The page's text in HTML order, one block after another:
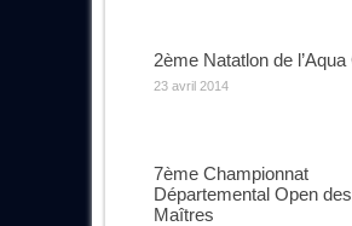
2ème Natatlon de l’Aqua
23 avril 2014
7ème Championnat
Départemental Open des
Maîtres